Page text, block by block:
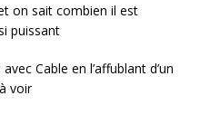
on sait combien il est
puissant
Cable en l’affublant d’un
voir